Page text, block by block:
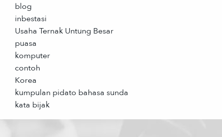
blog
inbestasi
Usaha Ternak Untung Besar
puasa
komputer
contoh
Korea
kumpulan pidato bahasa sunda
kata bijak